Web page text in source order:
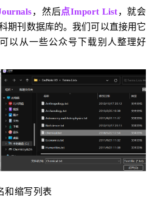
，然后点Import List，就会
期刊数据库的。我们可以直接用它
以从一些公众号下载别人整理好
和缩写列表